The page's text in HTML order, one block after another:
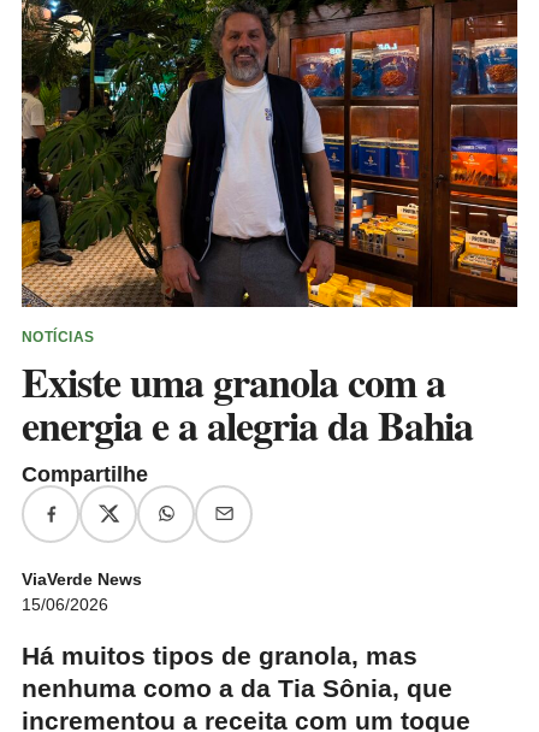
NOTÍCIAS
Existe uma granola com a
energia e a alegria da Bahia
Compartilhe
ViaVerde News
15/06/2026
Há muitos tipos de granola, mas
nenhuma como a da Tia Sônia, que
incrementou a receita com um toque